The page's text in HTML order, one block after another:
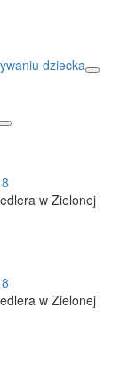
dziecka
w Zielonej
w Zielonej